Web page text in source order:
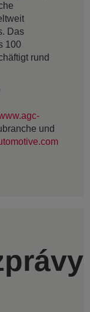
Das
100
rund
und